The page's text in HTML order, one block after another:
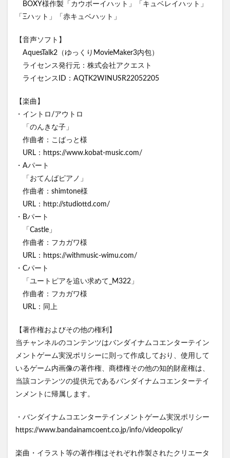
BOXY様作製「カウボーイハット」「キュベレイハット」
「Ξハット」「赤キュベハット」
【音声ソフト】
AquesTalk2（ゆっくりMovieMaker3内包）
ライセンス発行元：株式会社アクエスト
ライセンスID：AQTK2WINUSR22052205
【楽曲】
・イントロ/アウトロ
「のんきな子」
作曲者：こばっと様
URL：https://www.kobat-music.com/
・Aパート
「おてんばピアノ」
作曲者：shimtone様
URL：http://studiottd.com/
・Bパート
「Castle」
作曲者：フカガワ様
URL：https://withmusic-wimu.com/
・Cパート
「ユートピアを追い求めて_M322」
作曲者：フカガワ様
URL：同上
【著作権およびその他の権利】
当チャンネルのコンテンツはバンダイナムコエンターテイン
メントゲーム実況ポリシーに則って作成しており、使用して
いるゲーム内画像の著作権、商標権その他の知的財産権は、
当該コンテンツの提供元であるバンダイナムコエンターテイ
ンメントに帰属します。
・バンダイナムコエンターテインメントゲーム実況ポリシー
https://www.bandainamcoent.co.jp/info/videopolicy/
楽曲・イラスト等の著作権はそれぞれ作製されたクリエータ